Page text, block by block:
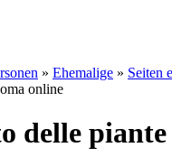
» Ehemalige » Seiten
online
delle